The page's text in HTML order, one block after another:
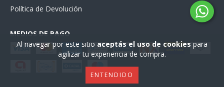
Al navegar por este sitio aceptás el uso de cookies para
agilizar tu experiencia de compra.
ENTENDIDO
Política de Devolución
MEDIOS DE PAGO